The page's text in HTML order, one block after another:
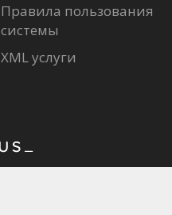
Правила пользования
системы
XML услуги